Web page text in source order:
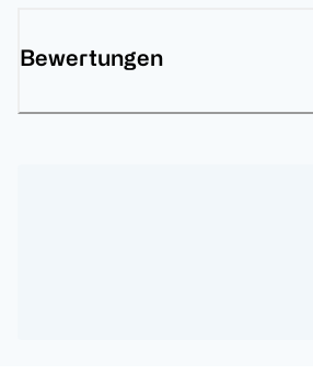
Bewertungen